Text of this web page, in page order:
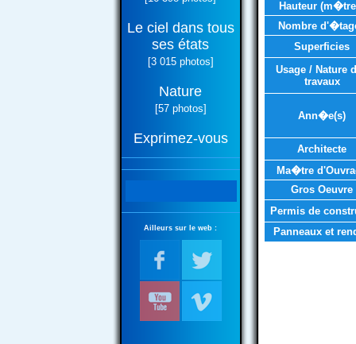
Le ciel dans tous
ses états
[3 015 photos]
Nature
[57 photos]
Exprimez-vous
Ailleurs sur le web :
Hauteur
Nombre
Superficies
Usage / Nature
travaux
Ann�e(s)
Architecte
Ma�tre
Gros Oeuvre
Permis de
Panneaux et